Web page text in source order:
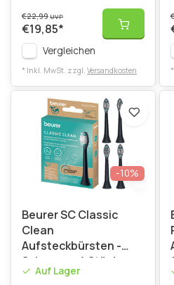
€22,99UVP
€19,85*
Vergleichen
* Inkl. MwSt. zzgl. Versandkosten
-10%
Beurer SC Classic
Clean
Aufsteckbürsten -
Schwarz - 4 Stück
Auf Lager